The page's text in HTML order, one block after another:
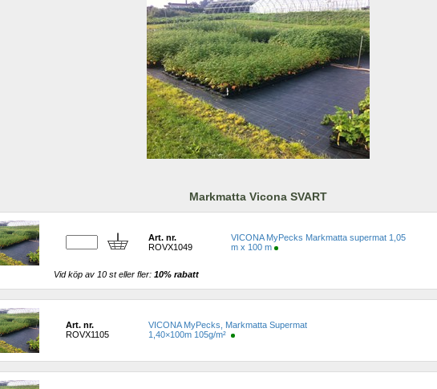
Markmatta Vicona SVART
Art. nr.
ROVX1049
VICONA MyPecks Markmatta supermat 1,05
m x 100 m
Vid köp av 10 st eller fler: 10% rabatt
Art. nr.
ROVX1105
VICONA MyPecks, Markmatta Supermat
1,40×100m 105g/m²